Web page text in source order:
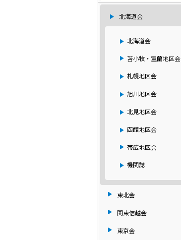
北海道会
北海道会
苫小牧・室蘭地区会
札幌地区会
旭川地区会
北見地区会
函館地区会
帯広地区会
機関誌
東北会
関東信越会
東京会